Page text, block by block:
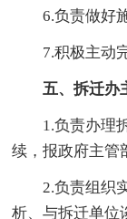
6.负责做好施
7.积极主动完
五、拆迁办
1.负责办理拆
续，报政府主管
2.负责组织实
析、与拆迁单位